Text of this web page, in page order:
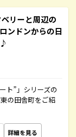
リーと周辺の
ンドンからの日
ト”」シリーズの
の田舎町をご紹
詳細を見る